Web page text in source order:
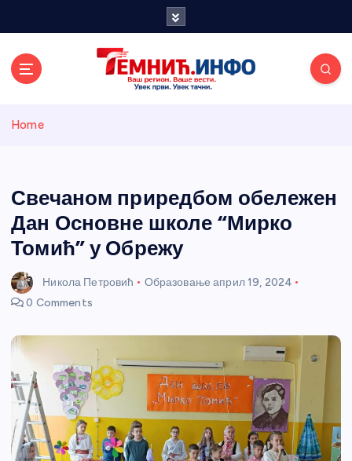
и портал
Home
Свечаном приредбом обележен
Дан Основне школе “Мирко
Томић” у Обрежу
Никола Петровић Образовање април 19, 2024
0 Comments